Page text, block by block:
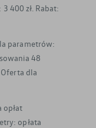
400 zł. Rabat:
parametrów:
48
dla
opłat
opłata